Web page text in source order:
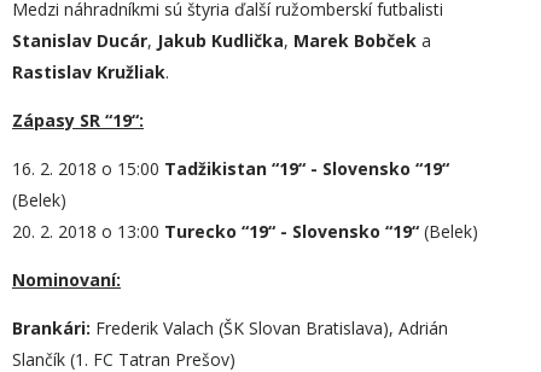
Medzi náhradníkmi sú štyria ďalší ružomberskí futbalisti
Stanislav Ducár, Jakub Kudlička, Marek Bobček a
Rastislav Kružliak.
Zápasy SR “19“:
16. 2. 2018 o 15:00 Tadžikistan “19“ - Slovensko “19“
(Belek)
20. 2. 2018 o 13:00 Turecko “19“ - Slovensko “19“ (Belek)
Nominovaní:
Brankári: Frederik Valach (ŠK Slovan Bratislava), Adrián
Slančík (1. FC Tatran Prešov)